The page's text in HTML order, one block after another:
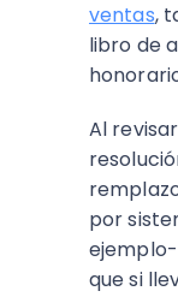
ventas,
libro de
Al
por
que si